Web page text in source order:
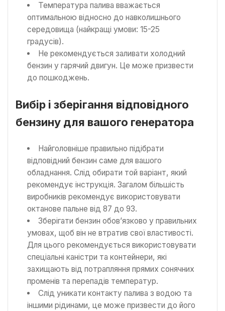
Температура палива вважається
оптимальною відносно до навколишнього
середовища (найкращі умови: 15-25
градусів).
Не рекомендується заливати холодний
бензин у гарячий двигун. Це може призвести
до пошкоджень.
Вибір і зберігання відповідного
бензину для вашого генератора
Найголовніше правильно підібрати
відповідний бензин саме для вашого
обладнання. Слід обирати той варіант, який
рекомендує інструкція. Загалом більшість
виробників рекомендує використовувати
октанове пальне від 87 до 93.
Зберігати бензин обов’язково у правильних
умовах, щоб він не втратив свої властивості.
Для цього рекомендується використовувати
спеціальні каністри та контейнери, які
захищають від потрапляння прямих сонячних
променів та перепадів температур.
Слід уникати контакту палива з водою та
іншими рідинами, це може призвести до його